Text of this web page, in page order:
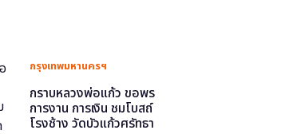
กรุงเทพมหานครฯ
กราบหลวงพ่อแก้ว ขอพร
การงาน การเงิน ชมโบสถ์
โรงช้าง วัดบัวแก้วศรัทธา